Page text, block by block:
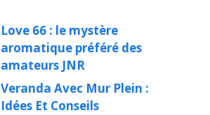
Love 66 : le mystère
aromatique préféré des
amateurs JNR
Veranda Avec Mur Plein :
Idées Et Conseils